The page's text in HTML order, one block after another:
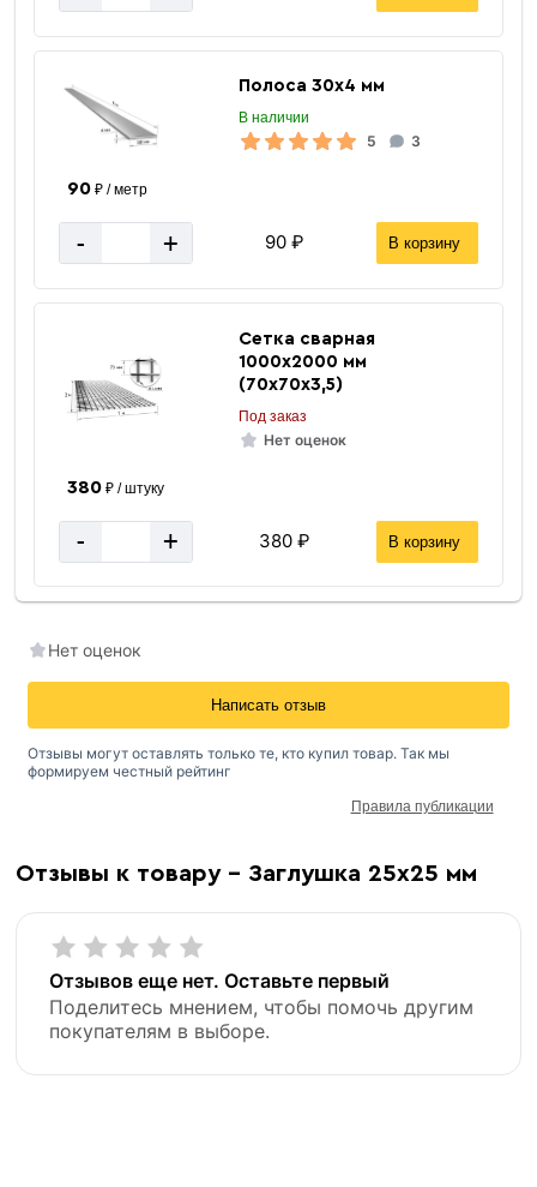
Полоса 30х4 мм
В наличии
5 3
90₽ / метр
- + 90 ₽ В корзину
Сетка сварная
1000х2000 мм
(70х70х3,5)
Под заказ
Нет оценок
380₽ / штуку
- + 380 ₽ В корзину
Отзывы к товару - Заглушка 25х25 мм
Отзывов еще нет. Оставьте первый
Поделитесь мнением, чтобы помочь другим
покупателям в выборе.
Нет оценок
Написать отзыв
Отзывы могут оставлять только те, кто купил товар. Так мы
формируем честный рейтинг
Правила публикации